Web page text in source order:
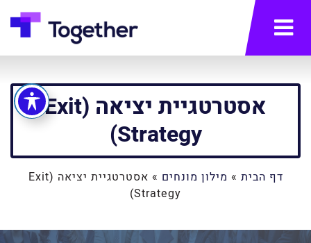
תפריט
אסטרטגיית יציאה (Exit
Strategy)
דף הבית » מילון מונחים »
אסטרטגיית יציאה (Exit
Strategy)